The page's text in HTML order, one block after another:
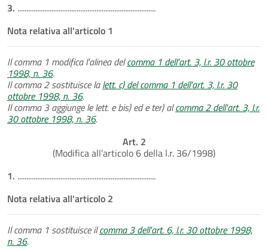
3. .............................................................................
Nota relativa all'articolo 1
Il comma 1 modifica l'alinea delcomma 1 dell'art. 3, l.r. 30 ottobre
1998, n. 36.
Il comma 2 sostituisce lalett. c) del comma 1 dell'art. 3, l.r. 30
ottobre 1998, n. 36.
Il comma 3 aggiunge le lett. e bis) ed e ter) alcomma 2 dell'art. 3, l.r.
30 ottobre 1998, n. 36.
Art. 2
(Modifica all’articolo 6 della l.r. 36/1998)
1. .............................................................................
Nota relativa all'articolo 2
Il comma 1 sostituisce ilcomma 3 dell'art. 6, l.r. 30 ottobre 1998,
n. 36.